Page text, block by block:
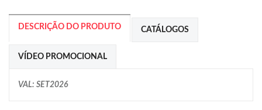
DESCRIÇÃO DO PRODUTO CATÁLOGOS
VÍDEO PROMOCIONAL
VAL: SET2026